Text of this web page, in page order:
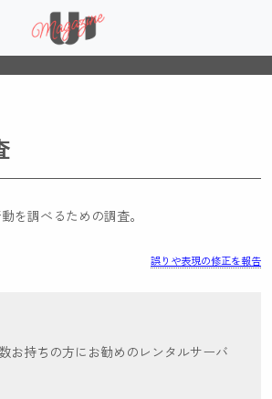
を調べるための調査。
誤りや表現の修正を報告
お持ちの方にお勧めのレンタルサーバ